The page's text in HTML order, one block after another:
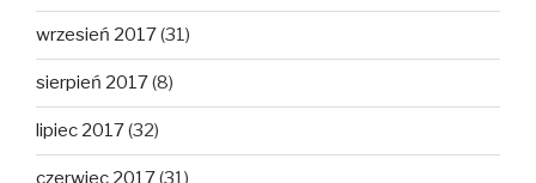
wrzesień 2017(31)
sierpień 2017(8)
lipiec 2017(32)